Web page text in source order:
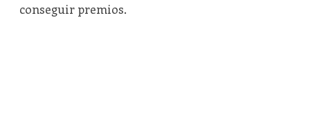
conseguir premios.